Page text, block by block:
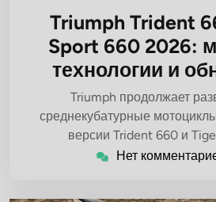
Triumph Trident
Sport 660 2026:
технологии и
Triumph продолжает
среднекубатурные
версии Trident 660 и
Нет